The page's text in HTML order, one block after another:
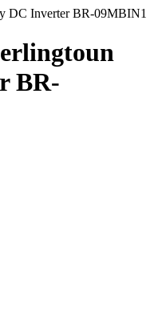
DC Inverter BR-09MBIN1
BR-